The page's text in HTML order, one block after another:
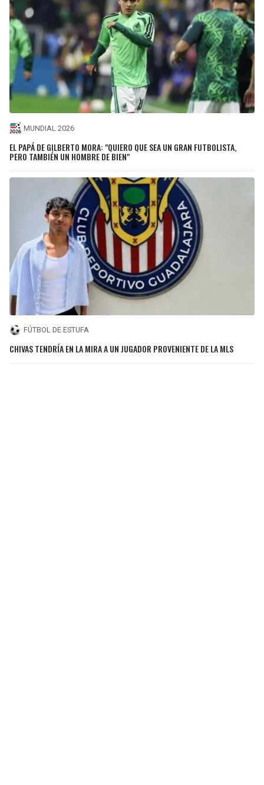
MUNDIAL 2026
EL PAPÁ DE GILBERTO MORA: "QUIERO QUE SEA UN GRAN FUTBOLISTA,
PERO TAMBIÉN UN HOMBRE DE BIEN"
FÚTBOL DE ESTUFA
CHIVAS TENDRÍA EN LA MIRA A UN JUGADOR PROVENIENTE DE LA MLS